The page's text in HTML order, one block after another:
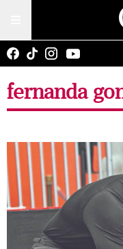
fernanda